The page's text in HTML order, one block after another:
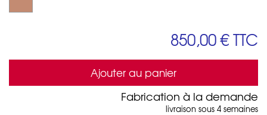
850,00 €TTC
Ajouter au panier
Fabrication à la demande
livraison sous 4 semaines